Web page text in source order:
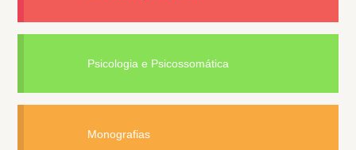
Psicologia e Psicossomática
Monografias